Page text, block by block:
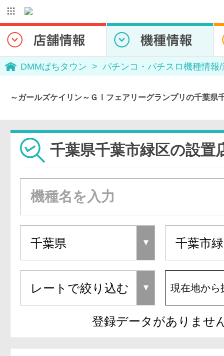
DMMぱちタウン パチンコ・パチスロ機種情報
～ガールズケイリン～ＧⅠフェアリーグランプリの千葉県
千葉県千葉市緑区の設置
現在地から
登録データがありませ